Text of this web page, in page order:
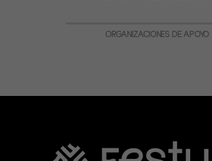
ORGANIZACIONES DE APOYO